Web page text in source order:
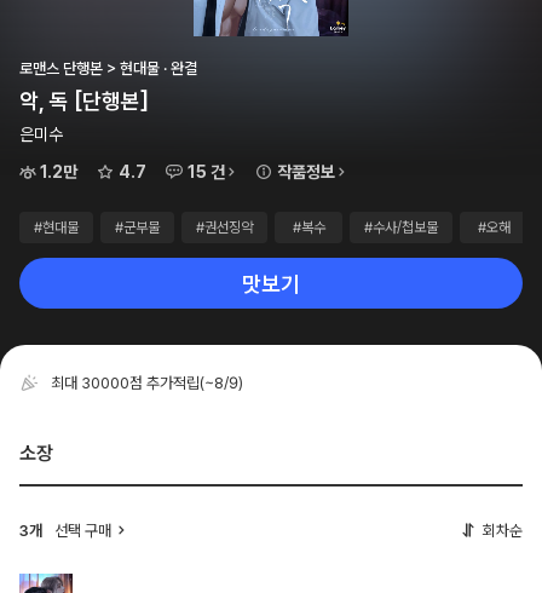
로맨스 단행본 > 현대물 · 완결
악, 독 [단행본]
은미수
1.2만
4.7 15 건 작품정보
#현대물 #군부물 #권선징악 #복수 #수사/첩보물 #오해
맛보기
최대 30000점 추가적립(~8/9)
소장
3개 선택 구매 회차순